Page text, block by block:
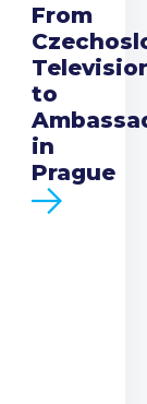
From
to
in
Prague